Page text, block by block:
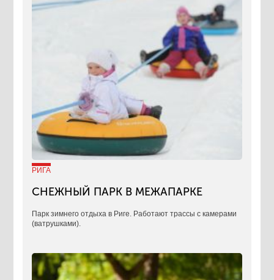
РИГА
СНЕЖНЫЙ ПАРК В МЕЖАПАРКЕ
Парк зимнего отдыха в Риге. Работают трассы с камерами
(ватрушками).